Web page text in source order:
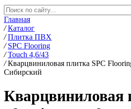
Главная
/ Каталог
/ Плитка ПВХ
/ SPC Flooring
/ Touch 4,6/43
/ Кварцвиниловая плитка SPC
Сибирский
Кварцвиниловая